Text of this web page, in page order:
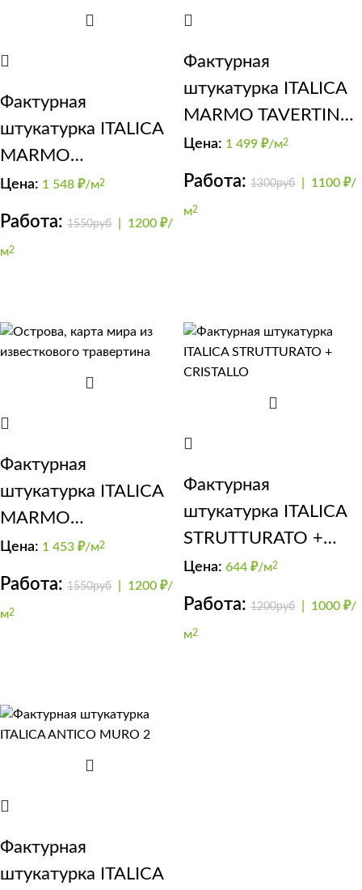
Фактурная
штукатурка ITALICA
MARMO
TRAVERTINO 500
Цена: 1 548 ₽/м2
Работа: 1550руб 1200 ₽/
м2
Фактурная
штукатурка ITALICA
MARMO TAVERTINO
1000
Цена: 1 499 ₽/м2
Работа: 1300руб 1100 ₽/
м2
Фактурная
штукатурка ITALICA
MARMO
TRAVERTINO 500
Цена: 1 453 ₽/м2
Работа: 1550руб 1200 ₽/
м2
Фактурная
штукатурка ITALICA
STRUTTURATO +
CRISTALLO
Цена: 644 ₽/м2
Работа: 1200руб 1000 ₽/
м2
Фактурная
штукатурка ITALICA